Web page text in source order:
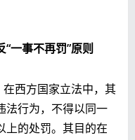
一事不再罚”原则
西方国家立法中，其
法行为，不得以同一
上的处罚。其目的在